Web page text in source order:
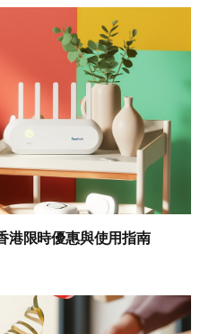
港限時優惠與使用指南